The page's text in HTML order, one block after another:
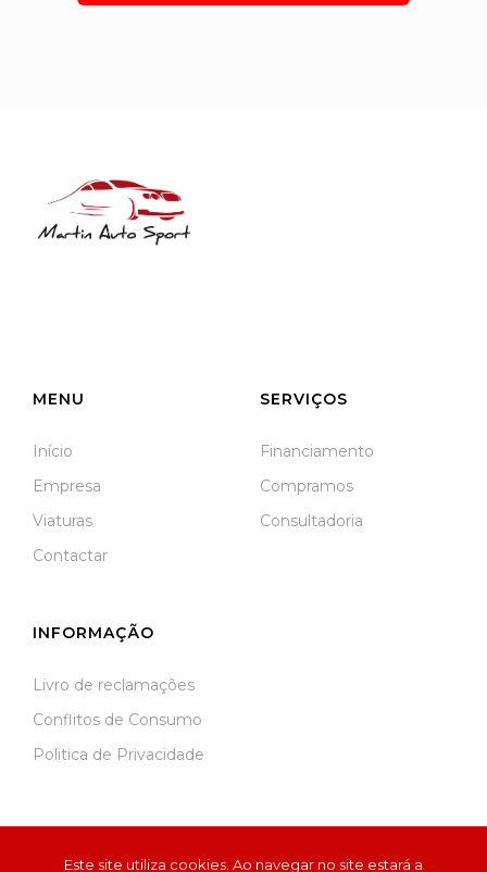
Este site utiliza cookies. Ao navegar no site estará a
MENU
Início
Empresa
Viaturas
Contactar
SERVIÇOS
Financiamento
Compramos
Consultadoria
INFORMAÇÃO
Livro de reclamações
Conflitos de Consumo
Politica de Privacidade